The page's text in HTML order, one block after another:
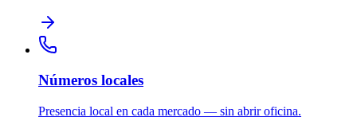
Números locales
Presencia local en cada mercado — sin abrir oficina.